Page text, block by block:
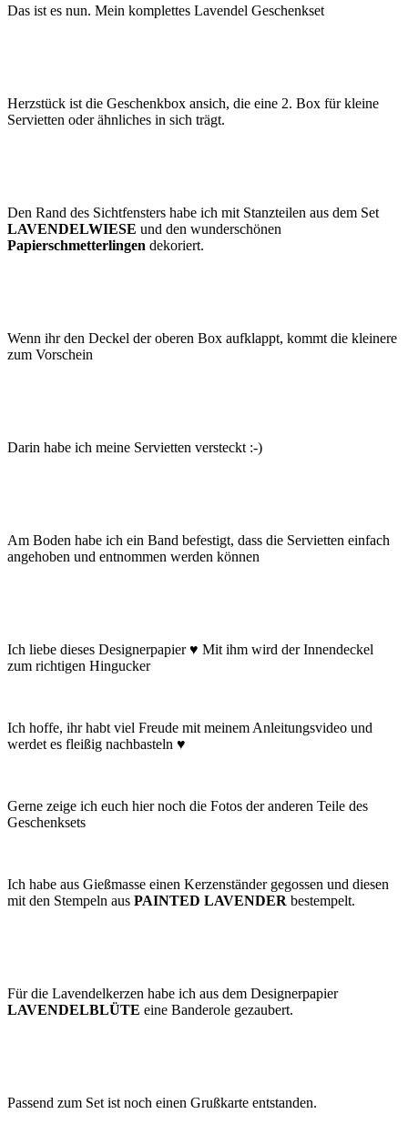
Das ist es nun. Mein komplettes Lavendel Geschenkset
Herzstück ist die Geschenkbox ansich, die eine 2. Box für kleine
Servietten oder ähnliches in sich trägt.
Den Rand des Sichtfensters habe ich mit Stanzteilen aus dem Set
LAVENDELWIESE und den wunderschönen
Papierschmetterlingen dekoriert.
Wenn ihr den Deckel der oberen Box aufklappt, kommt die kleinere
zum Vorschein
Darin habe ich meine Servietten versteckt :-)
Am Boden habe ich ein Band befestigt, dass die Servietten einfach
angehoben und entnommen werden können
Ich liebe dieses Designerpapier ♥ Mit ihm wird der Innendeckel
zum richtigen Hingucker
Ich hoffe, ihr habt viel Freude mit meinem Anleitungsvideo und
werdet es fleißig nachbasteln ♥
Gerne zeige ich euch hier noch die Fotos der anderen Teile des
Geschenksets
Ich habe aus Gießmasse einen Kerzenständer gegossen und diesen
mit den Stempeln aus PAINTED LAVENDER bestempelt.
Für die Lavendelkerzen habe ich aus dem Designerpapier
LAVENDELBLÜTE eine Banderole gezaubert.
Passend zum Set ist noch einen Grußkarte entstanden.